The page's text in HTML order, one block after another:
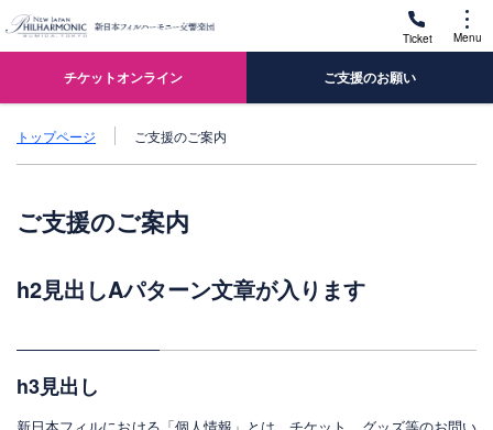
Ticket Menu
チケットオンライン ご支援のお願い
トップページ ご支援のご案内
ご支援のご案内
h2見出しAパターン文章が入ります
h3見出し